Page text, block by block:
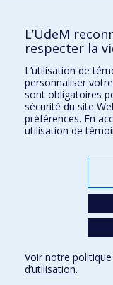
Kinésiologie et des
Orthophonie et
Réadaptation
Directions
DPC
CPASS
L’UdeM
respecter la
L’utilisation de
personnaliser
sont obligatoires
sécurité du site
préférences. En
utilisation de
Voir notre
d’utilisation.